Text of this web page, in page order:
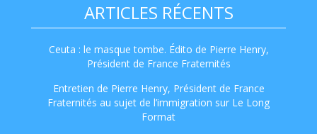
ARTICLES RÉCENTS
Ceuta : le masque tombe. Édito de Pierre Henry,
Président de France Fraternités
Entretien de Pierre Henry, Président de France
Fraternités au sujet de l’immigration sur Le Long
Format